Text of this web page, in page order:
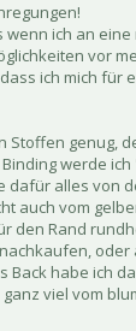
wenn ich an
vor
ich mich für
Stoffen genug,
werde ich
dafür alles von
auch vom
den Rand
Back habe ich
viel vom